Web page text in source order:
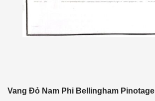
Vang Đỏ Nam Phi Bellingham Pinotage